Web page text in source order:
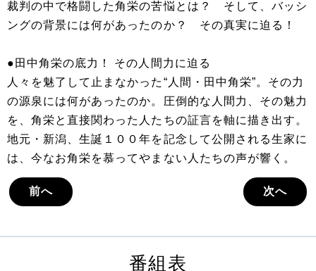
裁判の中で格闘した角栄の苦悩とは？ そして、バッシ
ングの背景には何があったのか？ その真実に迫る！
●田中角栄の底力！ その人間力に迫る
人々を魅了して止まなかった“人間・田中角栄”。その力
の源泉には何があったのか。圧倒的な人間力、その魅力
を、角栄と直接関わった人たちの証言を軸に描き出す。
地元・新潟、生誕１００年を記念して公開される生家に
は、今なお角栄を慕ってやまない人たちの声が響く。
前へ 次へ
番組表